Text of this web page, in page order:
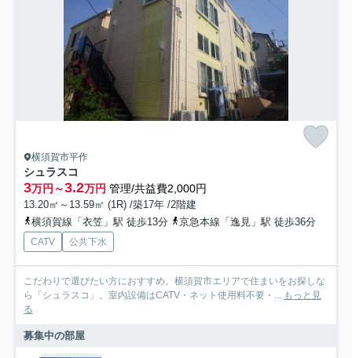
横須賀市平作
シュラスコ
3万円～3.2万円 管理/共益費2,000円
13.20㎡～13.59㎡ (1R) /築17年 /2階建
横須賀線「衣笠」駅 徒歩13分
京急本線「逸見」駅 徒歩36分
CATV 公共下水
こだわりで選びたい方におすすめ。横須賀市エリアで住まいをお探しな
ら「シュラスコ」。室内設備はCATV・ネット使用料不要・... もっと見
る
募集中の部屋